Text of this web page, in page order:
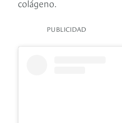
colágeno.
PUBLICIDAD